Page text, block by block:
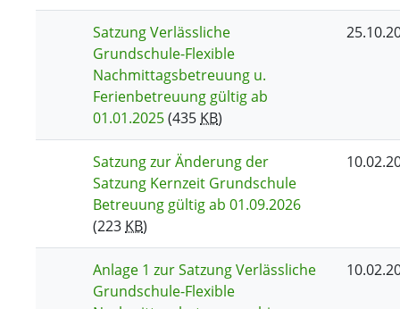
Satzung Verlässliche
Grundschule-Flexible
Nachmittagsbetreuung u.
Ferienbetreuung gültig ab
01.01.2025(435KB)
Satzung zur Änderung der
Satzung Kernzeit Grundschule
Betreuung gültig ab 01.09.2026
(223KB)
Anlage 1 zur Satzung Verlässliche
Grundschule-Flexible